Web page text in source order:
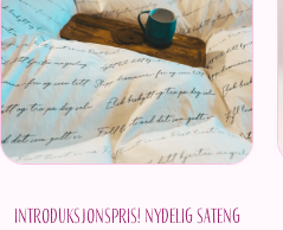
Introduksjonspris! Nydelig sateng